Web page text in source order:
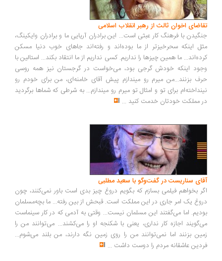
اخوان ثالث از رهبر انقلاب اسلامی
با فرهنگ کار عبثی است... این برادران آریایی ما و برادران وایکینگ،
اینکه سحرخیزتر از ما بوده‌اند و رفته‌اند جاهای خوب دنیا مسکن
ما همین چیزها را نداریم. کسی نداریم از ما انتقاد بکند... استالین با
اینکه خودش گرجی بود، می‌خواست در گرجستان نیز همه روسی
بزنند...من میرم رو میندازم پیش آقای خامنه‌ای، من برای خودم رو
برای تو و امثال تو میرم رو میندازم... به شرطی که شماها برگردید
مملکت خودتان خدمت کنید...
سناریست در گفت‌وگو با سعید مطلبی
بخواهم فیلمی بسازم که بگویم دروغ چیز بدی است باور نمی‌کنند، چون
یک امر جاری در این مملکت است. قبحش از بین رفته... ما بچه‌مسلمان
اما می‌گفتند این مسلمان نیست... وقتی به آدمی که در کار سینماست
اجازه کار نداری، یعنی با شکنجه او را می‌کشند... می‌توانند من را
بزنند اما نمی‌توانند من را روی زمین نگه دارند، من بلند می‌شوم...
عاشقانه مردم را دوست داشت ...